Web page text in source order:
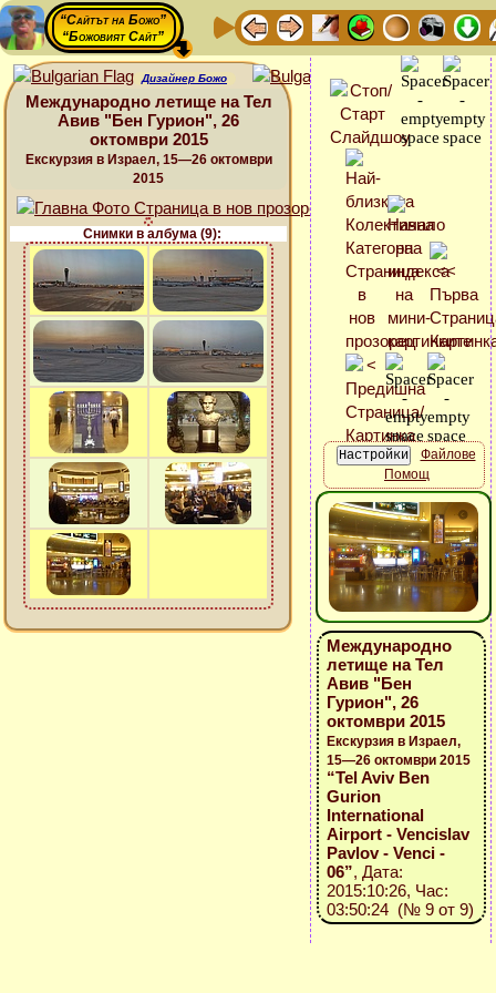
“Сайтът на Божо”
“Божовият Сайт”
Дизайнер Божо
Международно летище на Тел
Авив "Бен Гурион", 26
октомври 2015
Екскурзия в Израел, 15—26 октомври
2015
Снимки в албума (9):
Файлове
Помощ
Международно
летище на Тел
Авив "Бен
Гурион", 26
октомври 2015
Екскурзия в Израел,
15—26 октомври 2015
“Tel Aviv Ben
Gurion
International
Airport - Vencislav
Pavlov - Venci -
06”, Дата:
2015:10:26, Час:
03:50:24 (№ 9 от 9)